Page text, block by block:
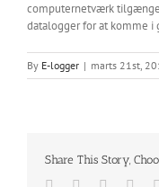
computernetværk
datalogger for at komme i
By E-logger | marts 21st,
Share This Story,